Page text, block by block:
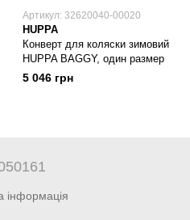
Артикул: 32620040-00020
HUPPA
Конверт для коляски зимовий
HUPPA BAGGY, один размер
5 046 грн
інформація